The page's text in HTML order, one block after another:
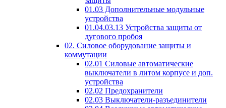
01.03 Дополнительные модульные
устройства
01.04.03.13 Устройства защиты от
дугового пробоя
02. Силовое оборудование защиты и
коммутации
02.01 Силовые автоматические
выключатели в литом корпусе и доп.
устройства
02.02 Предохранители
02.03 Выключатели-разъединители